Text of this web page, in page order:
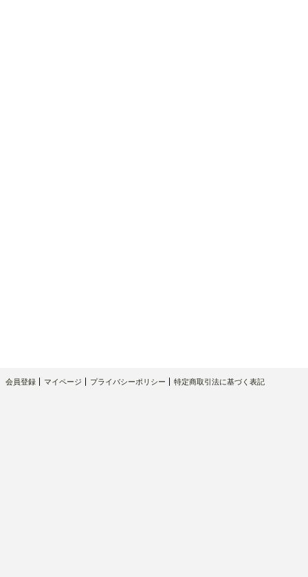
会員登録 マイページ プライバシーポリシー 特定商取引法に基づく表記